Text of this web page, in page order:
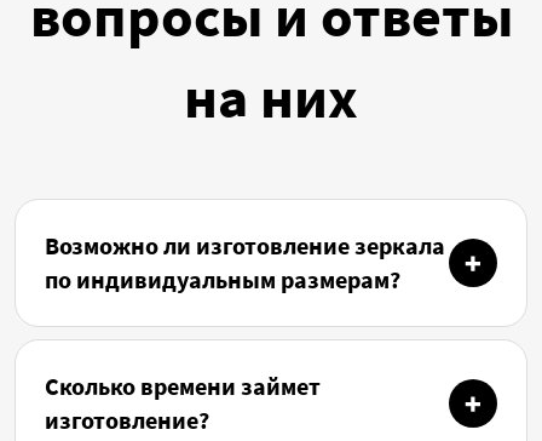
вопросы и ответы
на них
Возможно ли изготовление зеркала
по индивидуальным размерам?
Сколько времени займет
изготовление?